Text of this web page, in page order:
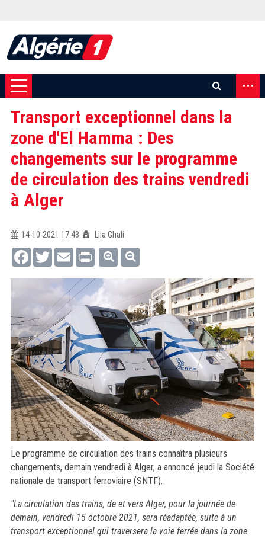
...
Transport exceptionnel dans la
zone d'El Hamma : Des
changements sur le programme
de circulation des trains vendredi
à Alger
14-10-2021 17:43
Lila Ghali
FacebookTwitterEmail Print
Le programme de circulation des trains connaîtra plusieurs
changements, demain vendredi à Alger, a annoncé jeudi la Société
nationale de transport ferroviaire (SNTF).
"La circulation des trains, de et vers Alger, pour la journée de
demain, vendredi 15 octobre 2021, sera réadaptée, suite à un
transport exceptionnel qui traversera la voie ferrée dans la zone